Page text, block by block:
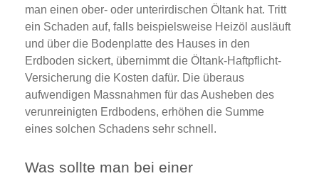
man einen ober- oder unterirdischen Öltank hat. Tritt
ein Schaden auf, falls beispielsweise Heizöl ausläuft
und über die Bodenplatte des Hauses in den
Erdboden sickert, übernimmt die Öltank-Haftpflicht-
Versicherung die Kosten dafür. Die überaus
aufwendigen Massnahmen für das Ausheben des
verunreinigten Erdbodens, erhöhen die Summe
eines solchen Schadens sehr schnell.
Was sollte man bei einer